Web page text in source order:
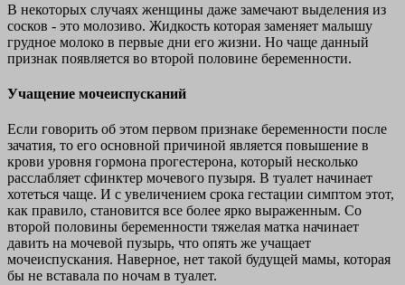
В некоторых случаях женщины даже замечают выделения из
сосков - это молозиво. Жидкость которая заменяет малышу
грудное молоко в первые дни его жизни. Но чаще данный
признак появляется во второй половине беременности.
Учащение мочеиспусканий
Если говорить об этом первом признаке беременности после
зачатия, то его основной причиной является повышение в
крови уровня гормона прогестерона, который несколько
расслабляет сфинктер мочевого пузыря. В туалет начинает
хотеться чаще. И с увеличением срока гестации симптом этот,
как правило, становится все более ярко выраженным. Со
второй половины беременности тяжелая матка начинает
давить на мочевой пузырь, что опять же учащает
мочеиспускания. Наверное, нет такой будущей мамы, которая
бы не вставала по ночам в туалет.